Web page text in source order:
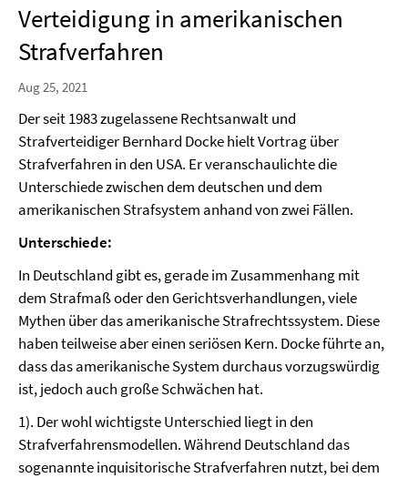
Verteidigung in amerikanischen
Strafverfahren
Aug 25, 2021
Der seit 1983 zugelassene Rechtsanwalt und
Strafverteidiger Bernhard Docke hielt Vortrag über
Strafverfahren in den USA. Er veranschaulichte die
Unterschiede zwischen dem deutschen und dem
amerikanischen Strafsystem anhand von zwei Fällen.
Unterschiede:
In Deutschland gibt es, gerade im Zusammenhang mit
dem Strafmaß oder den Gerichtsverhandlungen, viele
Mythen über das amerikanische Strafrechtssystem. Diese
haben teilweise aber einen seriösen Kern. Docke führte an,
dass das amerikanische System durchaus vorzugswürdig
ist, jedoch auch große Schwächen hat.
1). Der wohl wichtigste Unterschied liegt in den
Strafverfahrensmodellen. Während Deutschland das
sogenannte inquisitorische Strafverfahren nutzt, bei dem